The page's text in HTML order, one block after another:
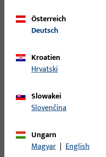
Einsatzbereich
Basisfarbe
Österreich
Deutsch
Kroatien
Hrvatski
Slowakei
Slovenčina
Ungarn
Magyar | English